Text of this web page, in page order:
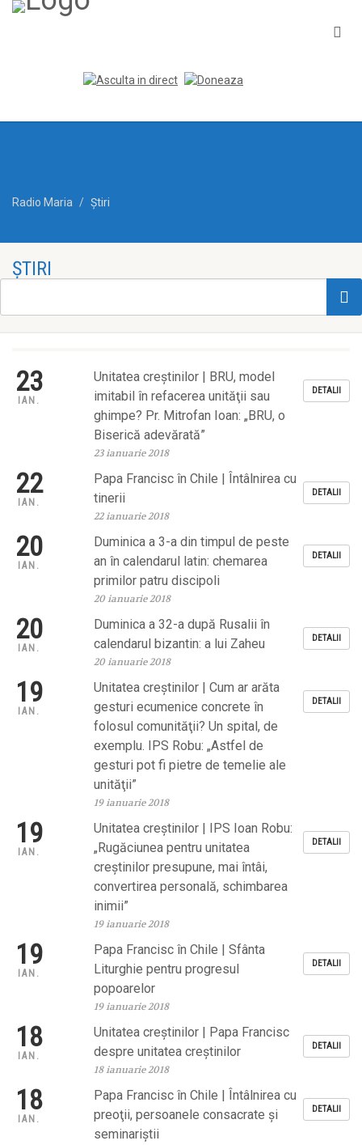
Radio Maria Ştiri
ŞTIRI
23
IAN.
DETALII
Unitatea creştinilor | BRU, model
imitabil în refacerea unităţii sau
ghimpe? Pr. Mitrofan Ioan: „BRU, o
Biserică adevărată”
23 ianuarie 2018
22
IAN.
DETALII
Papa Francisc în Chile | Întâlnirea cu
tinerii
22 ianuarie 2018
20
IAN.
DETALII
Duminica a 3-a din timpul de peste
an în calendarul latin: chemarea
primilor patru discipoli
20 ianuarie 2018
20
IAN.
DETALII
Duminica a 32-a după Rusalii în
calendarul bizantin: a lui Zaheu
20 ianuarie 2018
19
IAN.
DETALII
Unitatea creştinilor | Cum ar arăta
gesturi ecumenice concrete în
folosul comunităţii? Un spital, de
exemplu. IPS Robu: „Astfel de
gesturi pot fi pietre de temelie ale
unităţii”
19 ianuarie 2018
19
IAN.
DETALII
Unitatea creştinilor | IPS Ioan Robu:
„Rugăciunea pentru unitatea
creştinilor presupune, mai întâi,
convertirea personală, schimbarea
inimii”
19 ianuarie 2018
19
IAN.
DETALII
Papa Francisc în Chile | Sfânta
Liturghie pentru progresul
popoarelor
19 ianuarie 2018
18
IAN.
DETALII
Unitatea creştinilor | Papa Francisc
despre unitatea creştinilor
18 ianuarie 2018
18
IAN.
DETALII
Papa Francisc în Chile | Întâlnirea cu
preoţii, persoanele consacrate şi
seminariştii